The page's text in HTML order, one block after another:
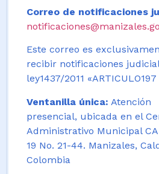
Correo de notificaciones
Este correo es
recibir notificaciones
ley1437/2011 «ARTICULO197
Ventanilla única: Atención
presencial, ubicada en el
Administrativo Municipal
19 No. 21-44. Manizales,
Colombia